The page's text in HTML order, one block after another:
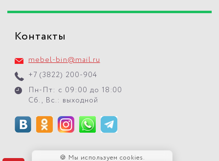
Контакты
mebel-bin@mail.ru
+7 (3822) 200-904
Пн-Пт: с 09:00 до 18:00
Сб., Вс.: выходной
🍪 Мы используем cookies.